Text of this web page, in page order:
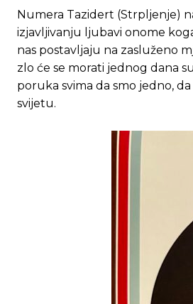
Numera Tazidert (Strpljenje)
izjavljivanju ljubavi onome
nas postavljaju na zasluženo
zlo će se morati jednog dana
poruka svima da smo jedno,
svijetu.